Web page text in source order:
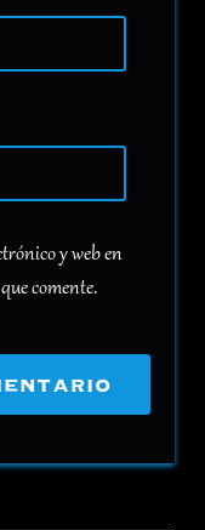
y web en
comente.